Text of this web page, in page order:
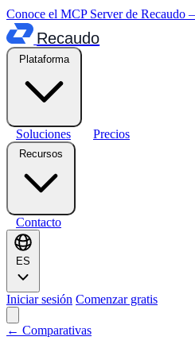
Conoce el MCP Server de Recaudo
Recaudo
Plataforma
Soluciones Precios
Recursos
Contacto
ES
Iniciar sesión Comenzar gratis
← Comparativas